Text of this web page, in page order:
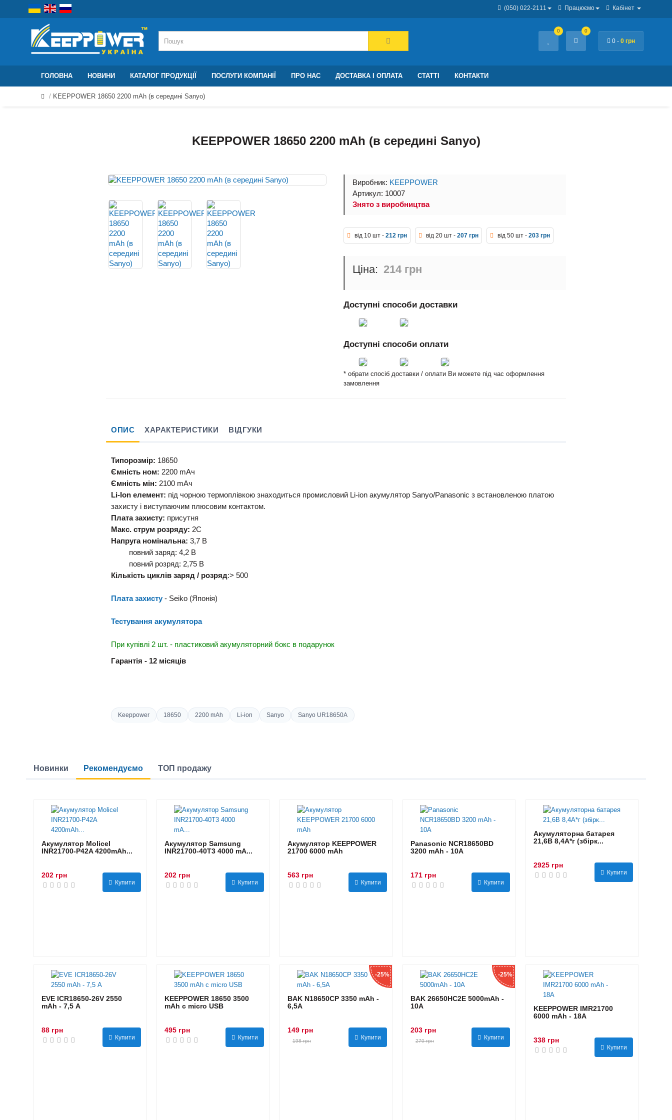
(050) 022-2111 Працюємо Кабінет
0 - 0 грн
0 0
ГОЛОВНА НОВИНИ КАТАЛОГ ПРОДУКЦІЇ ПОСЛУГИ КОМПАНІЇ ПРО НАС ДОСТАВКА І ОПЛАТА СТАТТІ КОНТАКТИ
KEEPPOWER 18650 2200 mAh (в середині Sanyo)
KEEPPOWER 18650 2200 mAh (в середині Sanyo)
Виробник: KEEPPOWER
Артикул: 10007
Знято з виробництва
від 10 шт - 212 грн від 20 шт - 207 грн від 50 шт - 203 грн
214 грн
Доступні способи доставки
Доступні способи оплати
* обрати спосіб доставки / оплати Ви можете під час оформлення
замовлення
ОПИС ХАРАКТЕРИСТИКИ ВІДГУКИ
Типорозмір: 18650
Ємність ном: 2200 mAч
Ємність мін: 2100 mAч
Li-Ion елемент: під чорною термоплівкою знаходиться промисловий Li-ion акумулятор Sanyo/Panasonic з встановленою платою
захисту і виступаючим плюсовим контактом.
Плата захисту: присутня
Макс. струм розряду: 2С
Напруга номінальна: 3,7 В
повний заряд: 4,2 В
повний розряд: 2,75 В
Кількість циклів заряд / розряд:> 500
Плата захисту - Seiko (Японія)
Тестування акумулятора
При купівлі 2 шт. - пластиковий акумуляторний бокс в подарунок
Гарантія - 12 місяців
Keeppower 18650 2200 mAh Li-ion Sanyo Sanyo UR18650A
Новинки Рекомендуємо ТОП продажу
Акумулятор Molicel
INR21700-P42A 4200mAh...
202 грн
Купити
Акумулятор Samsung
INR21700-40T3 4000 mA...
202 грн
Купити
Акумулятор KEEPPOWER
21700 6000 mAh
563 грн
Купити
Panasonic NCR18650BD
3200 mAh - 10А
171 грн
Купити
Акумуляторна батарея
21,6В 8,4A*г (збірк...
2925 грн
Купити
EVE ICR18650-26V 2550
mAh - 7,5 А
88 грн
Купити
KEEPPOWER 18650 3500
mAh с micro USB
495 грн
Купити
-25%
BAK N18650CP 3350 mAh -
6,5А
149 грн
198 грн Купити
-25%
BAK 26650HC2E 5000mAh -
10А
203 грн
270 грн Купити
KEEPPOWER IMR21700
6000 mAh - 18А
338 грн
Купити